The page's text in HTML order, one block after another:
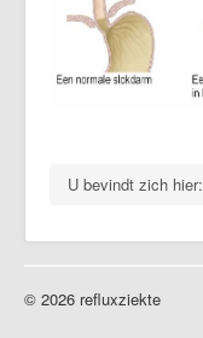
U bevindt zich hier:
© 2026 refluxziekte